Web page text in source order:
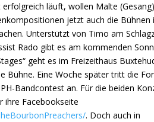
erfolgreich läuft, wollen Malte
jetzt auch die Bühnen
Unterstützt von Timo am
Rado gibt es am kommenden
geht es im Freizeithaus
Bühne. Eine Woche später tritt die
Bandcontest an. Für die beiden
ihre Facebookseite
. Doch auch in